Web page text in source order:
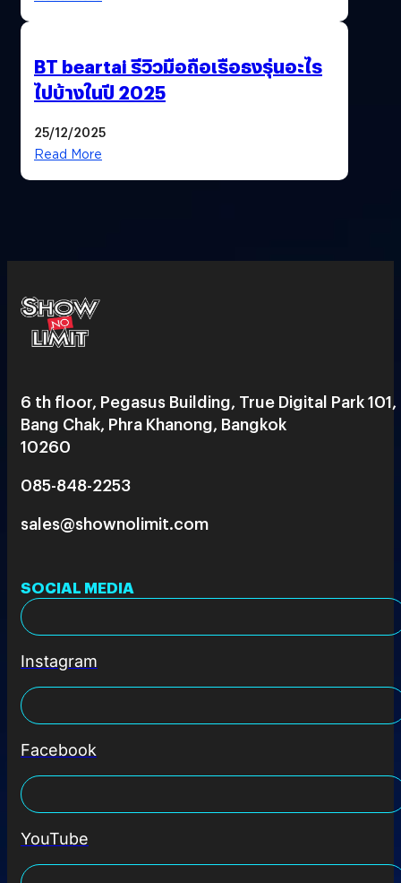
BT beartai รีวิวมือถือเรือธงรุ่นอะไร
ไปบ้างในปี 2025
25/12/2025
Read More
6 th floor, Pegasus Building, True Digital Park 101,
Bang Chak, Phra Khanong, Bangkok
10260
085-848-2253
sales@shownolimit.com
SOCIAL MEDIA
Instagram
Facebook
YouTube